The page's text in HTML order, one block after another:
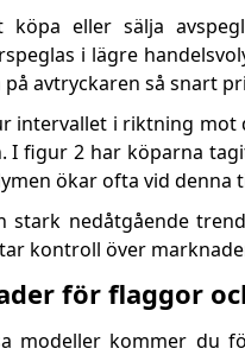
eller sälja
i lägre
avtryckaren så snart
intervallet i riktning
I figur 2 har köparna
ökar ofta vid denna
stark nedåtgående
kontroll över
för flaggor
modeller kommer du